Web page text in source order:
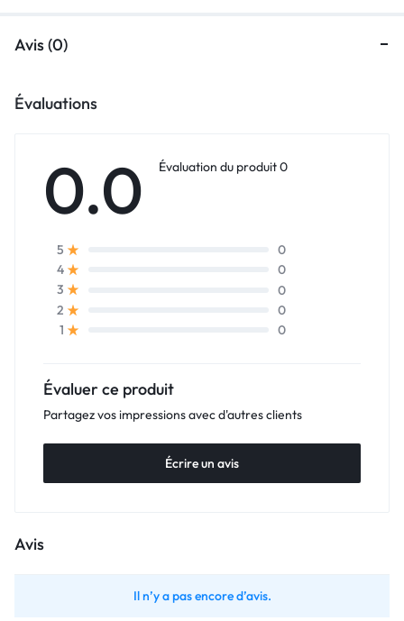
Avis (0)
Évaluations
0.0 Évaluation du produit 0
5
0
4
0
3
0
2
0
1
0
Évaluer ce produit
Partagez vos impressions avec d'autres clients
Écrire un avis
Avis
Il n’y a pas encore d’avis.